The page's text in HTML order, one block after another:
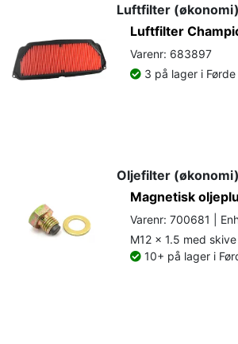
Luftfilter (økonomi)
Luftfilter
Varenr: 683897
3 på lager i Førde
Oljefilter (økonomi)
Magnetisk
Varenr: 700681 |
M12 x 1.5 med skive
10+ på lager i